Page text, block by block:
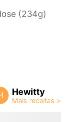
(234g)
Hewitty